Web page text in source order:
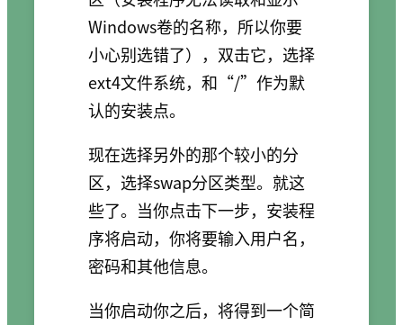
Windows卷的名称，所以你要
小心别选错了），双击它，选择
ext4文件系统，和“/”作为默
认的安装点。
现在选择另外的那个较小的分
区，选择swap分区类型。就这
些了。当你点击下一步，安装程
序将启动，你将要输入用户名，
密码和其他信息。
当你启动你之后，将得到一个简